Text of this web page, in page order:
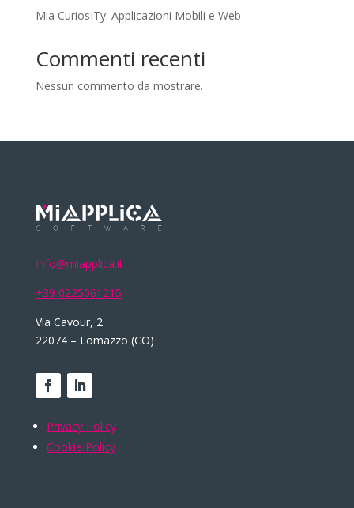
Mia CuriosITy: Applicazioni Mobili e Web
Commenti recenti
Nessun commento da mostrare.
Info@miapplica.it
+39 0225061215
Via Cavour, 2
22074 – Lomazzo (CO)
Privacy Policy
Cookie Policy